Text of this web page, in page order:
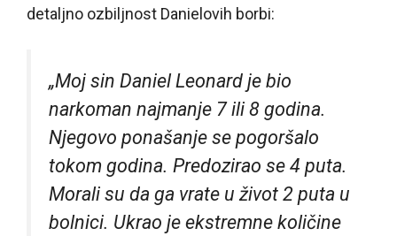
detaljno ozbiljnost Danielovih borbi:
„Moj sin Daniel Leonard je bio
narkoman najmanje 7 ili 8 godina.
Njegovo ponašanje se pogoršalo
tokom godina. Predozirao se 4 puta.
Morali su da ga vrate u život 2 puta u
bolnici. Ukrao je ekstremne količine